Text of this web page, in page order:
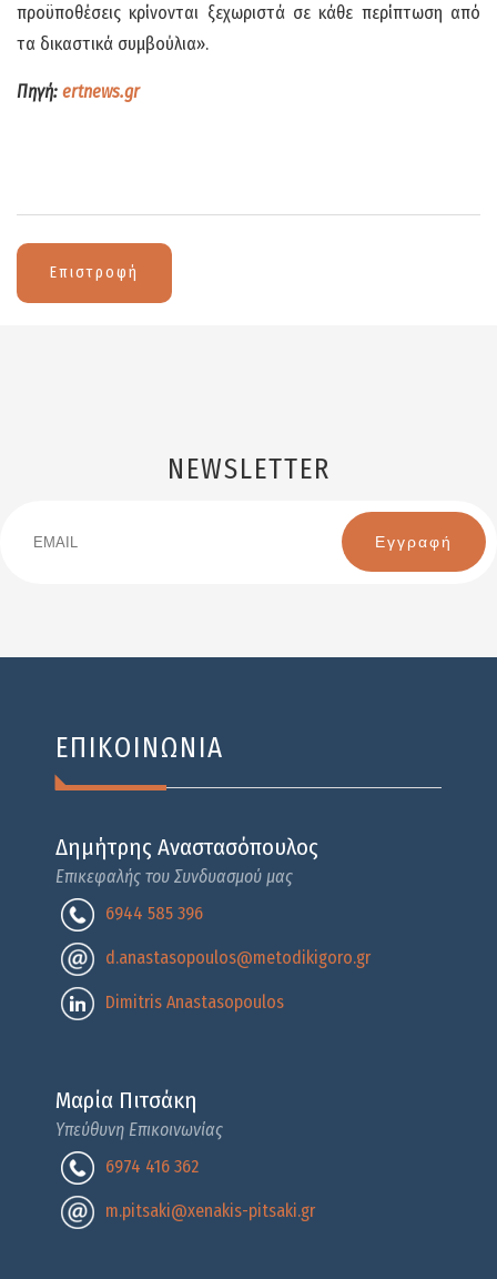
προϋποθέσεις κρίνονται ξεχωριστά σε κάθε περίπτωση από
τα δικαστικά συμβούλια».
Πηγή: ertnews.gr
Επιστροφή
NEWSLETTER
ΕΠΙΚΟΙΝΩΝΙΑ
Δημήτρης Αναστασόπουλος
Επικεφαλής του Συνδυασμού μας
6944 585 396
d.anastasopoulos@metodikigoro.gr
Dimitris Anastasopoulos
Μαρία Πιτσάκη
Υπεύθυνη Επικοινωνίας
6974 416 362
m.pitsaki@xenakis-pitsaki.gr